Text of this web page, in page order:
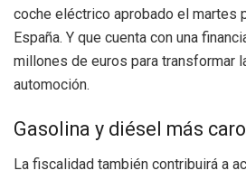
coche eléctrico aprobado el martes
España. Y que cuenta con una
millones de euros para transformar
automoción.
Gasolina y diésel más
La fiscalidad también contribuirá a